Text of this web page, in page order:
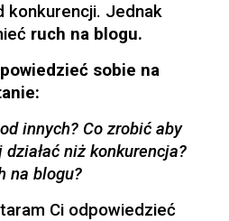
konkurencji. Jednak
ruch na blogu.
sobie na
innych? Co zrobić aby
niż konkurencja?
na blogu?
Ci odpowiedzieć